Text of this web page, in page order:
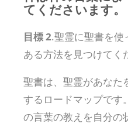
てくださいます。
目標 2.聖霊に聖書を
ある方法を見つけてく
聖書は、聖霊があなた
するロードマップです
の言葉の教えを自分の